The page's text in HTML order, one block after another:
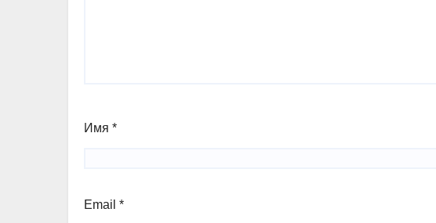
Имя *
Email *